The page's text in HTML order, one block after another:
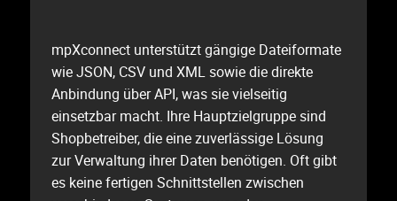
mpXconnect unterstützt gängige Dateiformate
wie JSON, CSV und XML sowie die direkte
Anbindung über API, was sie vielseitig
einsetzbar macht. Ihre Hauptzielgruppe sind
Shopbetreiber, die eine zuverlässige Lösung
zur Verwaltung ihrer Daten benötigen. Oft gibt
es keine fertigen Schnittstellen zwischen